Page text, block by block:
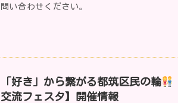
問い合わせください。
「好き」から繋がる都筑区民の輪
交流フェスタ】開催情報